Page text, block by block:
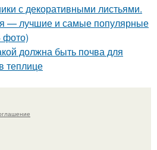
с декоративными листьями.
— лучшие и самые популярные
фото)
должна быть почва для
теплице